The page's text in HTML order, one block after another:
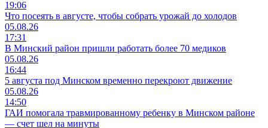
19:06
Что посеять в августе, чтобы собрать урожай до холодов
05.08.26
17:31
В Минский район пришли работать более 70 медиков
05.08.26
16:44
5 августа под Минском временно перекроют движение
05.08.26
14:50
ГАИ помогала травмированному ребенку в Минском районе
— счет шел на минуты